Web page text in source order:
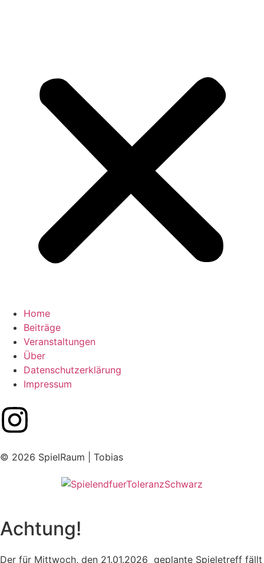
Home
Beiträge
Veranstaltungen
Über
Datenschutzerklärung
Impressum
© 2026 SpielRaum | Tobias
Achtung!
Der für Mittwoch, den 21.01.2026 geplante Spieletreff fällt